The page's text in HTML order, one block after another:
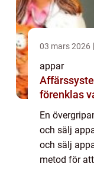
03 mars 2026
appar
förenklas
En
och sälj
och sälj
metod för